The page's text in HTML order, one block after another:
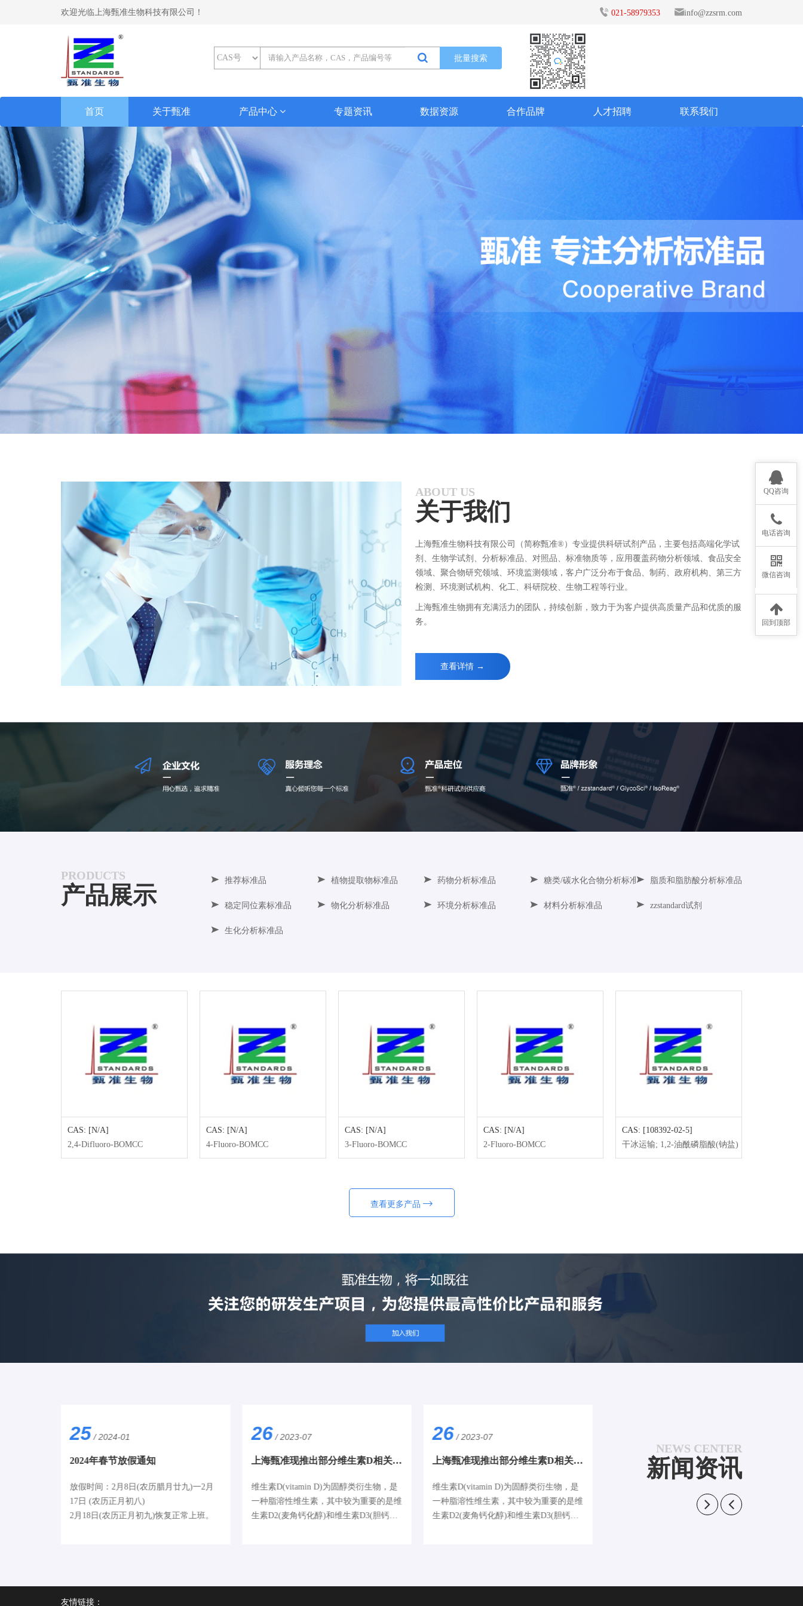
欢迎光临上海甄准生物科技有限公司！ 021-58979353 info@zzsrm.com
批量搜索
首页(current) 关于甄准 产品中心 专题资讯 数据资源 合作品牌 人才招聘 联系我们
ABOUT US
关于我们
上海甄准生物科技有限公司（简称甄准®）专业提供科研试剂产品，主要包括高端化学试
剂、生物学试剂、分析标准品、对照品、标准物质等，应用覆盖药物分析领域、食品安全
领域、聚合物研究领域、环境监测领域，客户广泛分布于食品、制药、政府机构、第三方
检测、环境测试机构、化工、科研院校、生物工程等行业。
上海甄准生物拥有充满活力的团队，持续创新，致力于为客户提供高质量产品和优质的服
务。
查看详情 →
PRODUCTS
产品展示
推荐标准品 植物提取物标准品 药物分析标准品 糖类/碳水化合物分析标准品 脂质和脂肪酸分析标准品
稳定同位素标准品 物化分析标准品 环境分析标准品 材料分析标准品 zzstandard试剂
生化分析标准品
CAS: [N/A]
2,4-Difluoro-BOMCC
CAS: [N/A]
4-Fluoro-BOMCC
CAS: [N/A]
3-Fluoro-BOMCC
CAS: [N/A]
2-Fluoro-BOMCC
CAS: [108392-02-5]
干冰运输; 1,2-油酰磷脂酸(钠盐)
查看更多产品
25 / 2024-01
2024年春节放假通知
放假时间：2月8日(农历腊月廿九)一2月
17日 (农历正月初八)
2月18日(农历正月初九)恢复正常上班。
26 / 2023-07
上海甄准现推出部分维生素D相关系列现货产品-2
维生素D(vitamin D)为固醇类衍生物，是
一种脂溶性维生素，其中较为重要的是维
生素D2(麦角钙化醇)和维生素D3(胆钙化
26 / 2023-07
上海甄准现推出部分维生素D相关系列现货产品-1
维生素D(vitamin D)为固醇类衍生物，是
一种脂溶性维生素，其中较为重要的是维
生素D2(麦角钙化醇)和维生素D3(胆钙化
鞘氨醇的氨基经脱水而形成的一类酰胺化
合物，其对细胞分化、增殖、凋亡、衰老
NEWS CENTER
新闻资讯
友情链接：
QQ咨询
电话咨询
微信咨询
回到顶部